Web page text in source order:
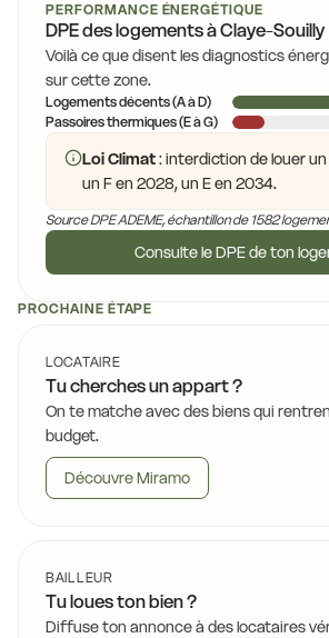
PERFORMANCE ÉNERGÉTIQUE
DPE des logements à Claye-Souilly
Voilà ce que disent les diagnostics
sur cette zone.
Logements décents (A à D)
Passoires thermiques (E à G)
Loi Climat: interdiction de louer
un F en 2028, un E en 2034.
Source DPE ADEME, échantillon de 1582
Consulte le DPE de ton
PROCHAINE ÉTAPE
LOCATAIRE
Tu cherches un appart ?
On te matche avec des biens qui
budget.
Découvre Miramo
BAILLEUR
Tu loues ton bien ?
Diffuse ton annonce à des locataires